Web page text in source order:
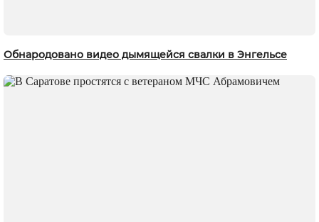
Обнародовано видео дымящейся свалки в Энгельсе